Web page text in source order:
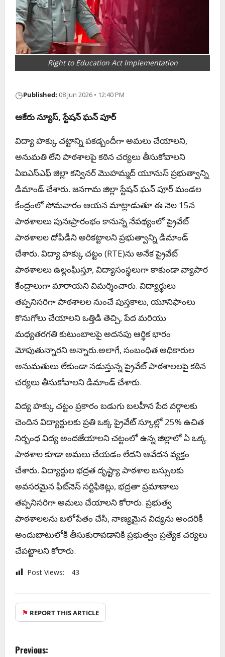
Right to Education Act Implementation
◷Published: 08 Jun 2026 • 12:40 PM
ఆకేరు న్యూస్, స్టేషన్ ఘన్ పూర్
విద్యా హక్కు చట్టాన్ని పకడ్బందీగా అమలు చేయాలని,
అనుమతి లేని పాఠశాలపై కఠిన చర్యలు తీసుకోవాలని
ఏఐఎస్ఎఫ్ జిల్లా కన్వినర్ మొహమ్మద్ యూనుస్ ప్రభుత్వాన్ని
డిమాండ్ చేశారు. జనగామ జిల్లా స్టేషన్ ఘన్ పూర్ మండల
కేంద్రంలో సోమవారం ఆయన మాట్లాడుతూ ఈ నెల 15న
పాఠశాలలు పునఃప్రారంభం కానున్న నేపథ్యంలో ప్రైవేట్
పాఠశాలల దోపిడీని అరికట్టాలని ప్రభుత్వాన్ని డిమాండ్
చేశారు. విద్యా హక్కు చట్టం (RTE)ను అనేక ప్రైవేట్
పాఠశాలలు ఉల్లంఘిస్తూ, విద్యాసంస్థలుగా కాకుండా వ్యాపార
కేంద్రాలుగా మారాయని విమర్శించారు. విద్యార్థులు
తప్పనిసరిగా పాఠశాలల నుంచే పుస్తకాలు, యూనిఫాంలు
కొనుగోలు చేయాలని ఒత్తిడి తెచ్చి, పేద మరియు
మధ్యతరగతి కుటుంబాలపై అదనపు ఆర్థిక భారం
మోపుతున్నారని అన్నారు.అలాగే, సంబంధిత అధికారుల
అనుమతులు లేకుండా నడుస్తున్న ప్రైవేట్ పాఠశాలలపై కఠిన
చర్యలు తీసుకోవాలని డిమాండ్ చేశారు.
విద్య హక్కు చట్టం ప్రకారం బడుగు బలహీన పేద వర్గాలకు
చెందిన విద్యార్థులకు ప్రతి ఒక్క ప్రైవేట్ స్కూల్లో 25% ఉచిత
నిర్బంధ విద్య అందజేయాలని చట్టంలో ఉన్న జిల్లాలో ఏ ఒక్క
పాఠశాల కూడా అమలు చేయడం లేదని ఆవేదన వ్యక్తం
చేశారు. విద్యార్థుల భద్రత దృష్ట్యా పాఠశాల బస్సులకు
అవసరమైన ఫిట్‌నెస్ సర్టిఫికెట్లు, భద్రతా ప్రమాణాలు
తప్పనిసరిగా అమలు చేయాలని కోరారు. ప్రభుత్వ
పాఠశాలలను బలోపేతం చేసి, నాణ్యమైన విద్యను అందరికీ
అందుబాటులోకి తీసుకురావడానికి ప్రభుత్వం ప్రత్యేక చర్యలు
చేపట్టాలని కోరారు.
Post Views: 43
⚑ REPORT THIS ARTICLE
Previous: